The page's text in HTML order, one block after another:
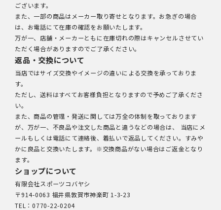
ございます。
また、一部の商品はメーカー取り寄せとなります。お急ぎの場合
は、お電話にて在庫の確認をお願いたします。
万が一、店舗・メーカーともに在庫切れの際はキャンセルさせてい
ただく場合がありますのでご了承ください。
返品・交換について
当店ではサイズ交換やイメージの違いによる交換を承っておりま
す。
ただし、送料はすべてお客様負担となりますので予めご了承くださ
い。
また、商品の管理・発送に関しては万全の体制を取っております
が、万が一、不良品や注文した商品と違うなどの場合は、 当店にメ
ールもしくは電話にて連絡後、着払いで返品してください。すみや
かに良品と交換いたします。※交換商品がない場合はご返金となり
ます。
ショップについて
有限会社スポーツコバヤシ
〒914-0063 福井県敦賀市神楽町 1-3-23
TEL：0770-22-0204